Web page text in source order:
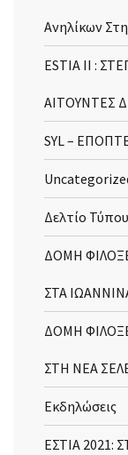
Ανηλίκων
ESTIA II :
ΑΙΤΟΥΝΤΕΣ
SYL –
Δελτίο Τύπου
ΔΟΜΗ
ΣΤΑ
ΔΟΜΗ
ΣΤΗ ΝΕΑ
Εκδηλώσεις
ΕΣΤΙΑ 2021: